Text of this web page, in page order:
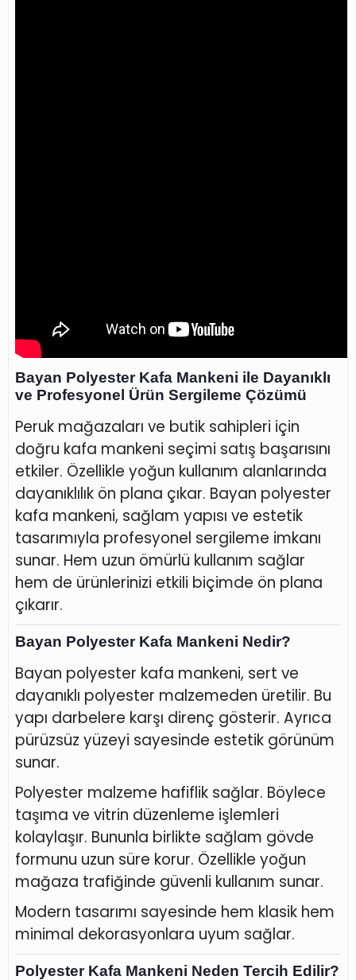
Bayan Polyester Kafa Mankeni ile Dayanıklı
ve Profesyonel Ürün Sergileme Çözümü
Peruk mağazaları ve butik sahipleri için
doğru kafa mankeni seçimi satış başarısını
etkiler. Özellikle yoğun kullanım alanlarında
dayanıklılık ön plana çıkar. Bayan polyester
kafa mankeni, sağlam yapısı ve estetik
tasarımıyla profesyonel sergileme imkanı
sunar. Hem uzun ömürlü kullanım sağlar
hem de ürünlerinizi etkili biçimde ön plana
çıkarır.
Bayan Polyester Kafa Mankeni Nedir?
Bayan polyester kafa mankeni, sert ve
dayanıklı polyester malzemeden üretilir. Bu
yapı darbelere karşı direnç gösterir. Ayrıca
pürüzsüz yüzeyi sayesinde estetik görünüm
sunar.
Polyester malzeme hafiflik sağlar. Böylece
taşıma ve vitrin düzenleme işlemleri
kolaylaşır. Bununla birlikte sağlam gövde
formunu uzun süre korur. Özellikle yoğun
mağaza trafiğinde güvenli kullanım sunar.
Modern tasarımı sayesinde hem klasik hem
minimal dekorasyonlara uyum sağlar.
Polyester Kafa Mankeni Neden Tercih Edilir?